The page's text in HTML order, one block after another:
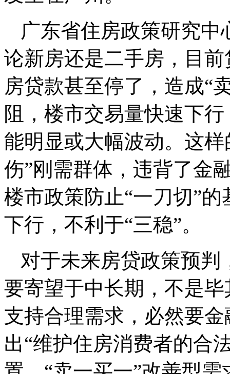
广东省住房政策研究
论新房还是二手房，目
房贷款甚至停了，造成“
阻，楼市交易量快速下
能明显或大幅波动。这
伤”刚需群体，违背了金
楼市政策防止“一刀切”
下行，不利于“三稳”。
对于未来房贷政策预
要寄望于中长期，不是
支持合理需求，必然要
出“维护住房消费者的合